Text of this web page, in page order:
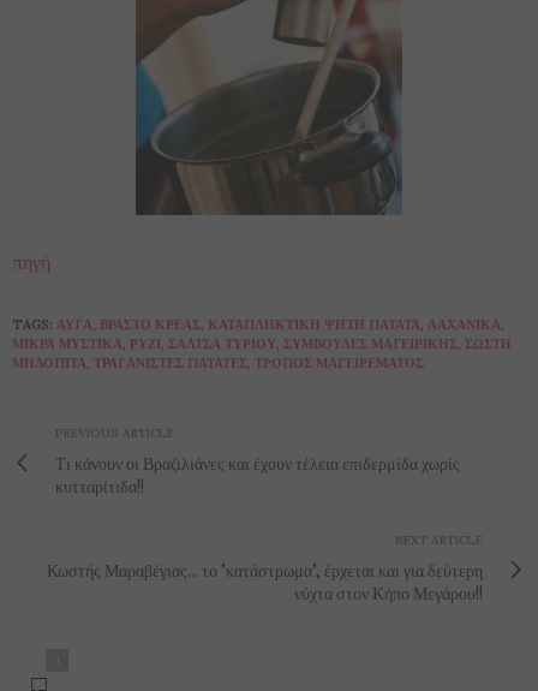
πηγή
TAGS: ΑΥΓΆ, ΒΡΑΣΤΌ ΚΡΈΑΣ, ΚΑΤΑΠΛΗΚΤΙΚΉ ΨΗΤΉ ΠΑΤΆΤΑ, ΛΑΧΑΝΙΚΆ,
ΜΙΚΡΆ ΜΥΣΤΙΚΆ, ΡΎΖΙ, ΣΆΛΤΣΑ ΤΥΡΙΟΎ, ΣΥΜΒΟΥΛΈΣ ΜΑΓΕΙΡΙΚΉΣ, ΣΩΣΤΉ
ΜΗΛΌΠΙΤΑ, ΤΡΑΓΑΝΙΣΤΈΣ ΠΑΤΆΤΕΣ, ΤΡΌΠΟΣ ΜΑΓΕΙΡΈΜΑΤΟΣ
PREVIOUS ARTICLE
Τι κάνουν οι Βραζιλιάνες και έχουν τέλεια επιδερμίδα χωρίς
κυτταρίτιδα!!
NEXT ARTICLE
Κωστής Μαραβέγιας... το "κατάστρωμα", έρχεται και για δεύτερη
νύχτα στον Κήπο Μεγάρου!!